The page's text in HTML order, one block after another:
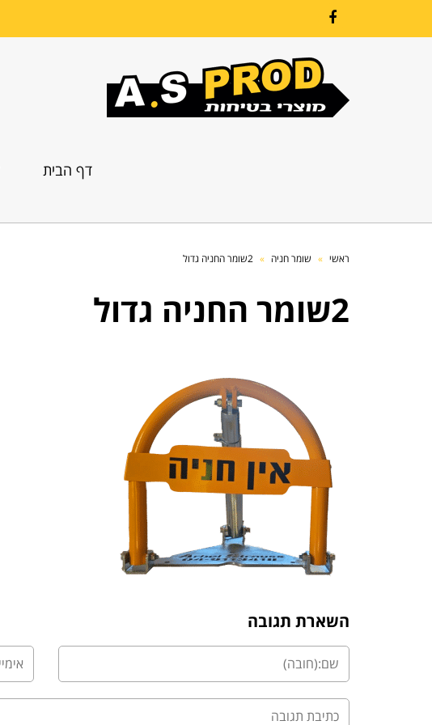
דף הבית
ראשי » שומר חניה » 2שומר החניה גדול
2שומר החניה גדול
השארת תגובה